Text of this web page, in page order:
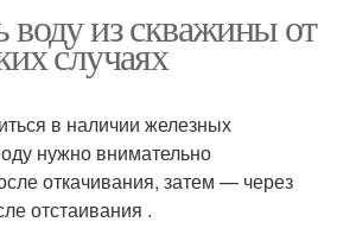
воду из скважины от
случаях
в наличии железных
нужно внимательно
откачивания, затем — через
отстаивания .